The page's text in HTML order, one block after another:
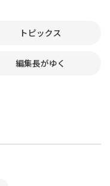
トピックス
編集長がゆく